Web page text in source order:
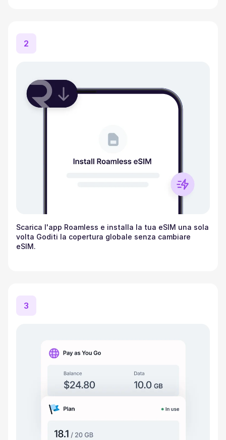
2
Scarica l'app Roamless e installa la tua eSIM una sola
volta Goditi la copertura globale senza cambiare
eSIM.
3